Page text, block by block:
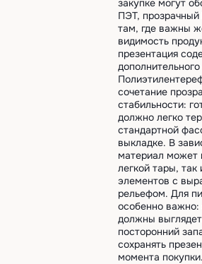
закупке могут
ПЭТ,
там, где важны
видимость
презентация
сочетание
стабильности:
должно легко
стандартной
выкладке. В
материал может
легкой тары,
элементов с
рельефом. Для
особенно важно:
должны
посторонний
сохранять
момента покупки.